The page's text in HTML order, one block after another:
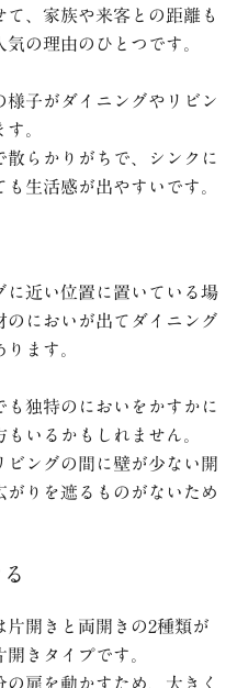
、家族や来客との距離も
の理由のひとつです。
様子がダイニングやリビン
。
らかりがちで、シンクに
生活感が出やすいです。
に近い位置に置いている場
においが出てダイニング
ます。
独特のにおいをかすかに
いるかもしれません。
ングの間に壁が少ない開
りを遮るものがないため
片開きと両開きの2種類が
きタイプです。
扉を動かすため、大きく